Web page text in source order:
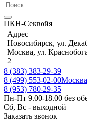
ПКН-Секвойя
Адрес
Новосибирск, ул.
Москва, ул.
2
8 (383) 383-29-39
8 (499) 553-02-00Москва
8 (953) 780-29-35
Пн-Пт 9.00-18.00 без
Сб, Вс - выходной
Заказать звонок